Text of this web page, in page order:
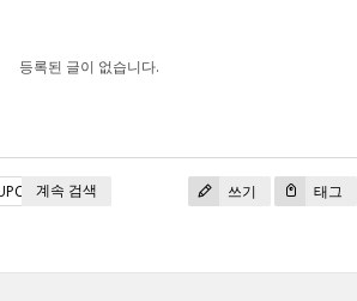
등록된 글이 없습니다.
쓰기 태그
검색
계속 검색